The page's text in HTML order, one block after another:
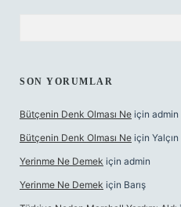
SON YORUMLAR
Bütçenin Denk Olması Ne için admin
Bütçenin Denk Olması Ne için Yalçın
Yerinme Ne Demek için admin
Yerinme Ne Demek için Barış